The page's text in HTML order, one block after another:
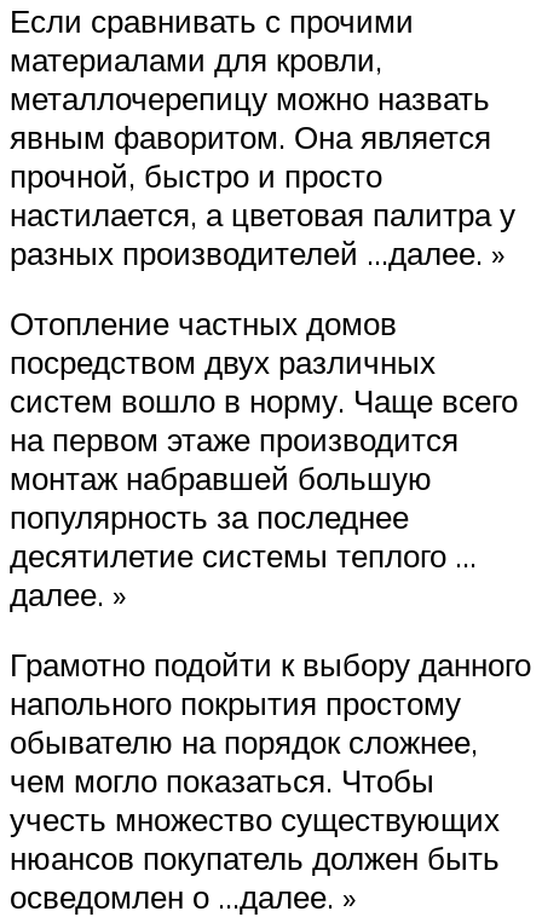
Если сравнивать с прочими
материалами для кровли,
металлочерепицу можно назвать
явным фаворитом. Она является
прочной, быстро и просто
настилается, а цветовая палитра у
разных производителей …далее. »
Отопление частных домов
посредством двух различных
систем вошло в норму. Чаще всего
на первом этаже производится
монтаж набравшей большую
популярность за последнее
десятилетие системы теплого …
далее. »
Грамотно подойти к выбору данного
напольного покрытия простому
обывателю на порядок сложнее,
чем могло показаться. Чтобы
учесть множество существующих
нюансов покупатель должен быть
осведомлен о …далее. »